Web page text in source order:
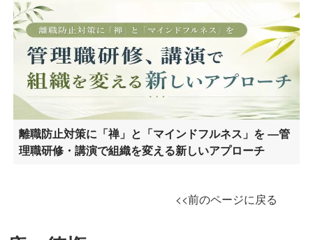
離職防止対策に「禅」と「マインドフルネス」を ―管
理職研修・講演で組織を変える新しいアプローチ
<<前のページに戻る